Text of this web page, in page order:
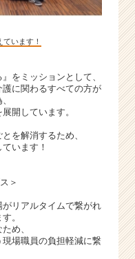
います！
をミッションとして、
に関わるすべての方が
開しています。
を解消するため、
います！
＞
がリアルタイムで繋がれ
。
め、
場職員の負担軽減に繋